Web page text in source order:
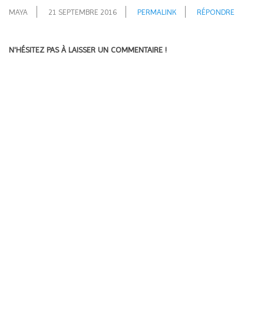
MAYA 21 SEPTEMBRE 2016 PERMALINK RÉPONDRE
N'HÉSITEZ PAS À LAISSER UN COMMENTAIRE !